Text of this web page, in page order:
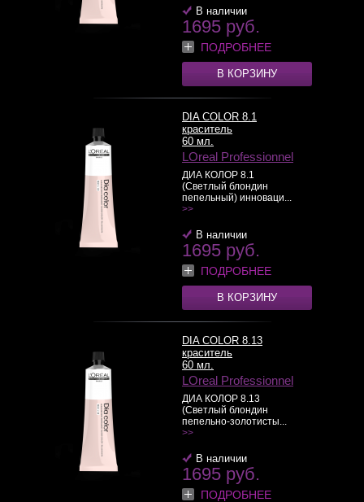
В наличии
1695 руб.
ПОДРОБНЕЕ
В КОРЗИНУ
DIA COLOR 8.1
краситель
60 мл.
LOreal Professionnel
ДИА КОЛОР 8.1
(Светлый блондин
пепельный) инноваци...
>>
В наличии
1695 руб.
ПОДРОБНЕЕ
В КОРЗИНУ
DIA COLOR 8.13
краситель
60 мл.
LOreal Professionnel
ДИА КОЛОР 8.13
(Светлый блондин
пепельно-золотисты...
>>
В наличии
1695 руб.
ПОДРОБНЕЕ